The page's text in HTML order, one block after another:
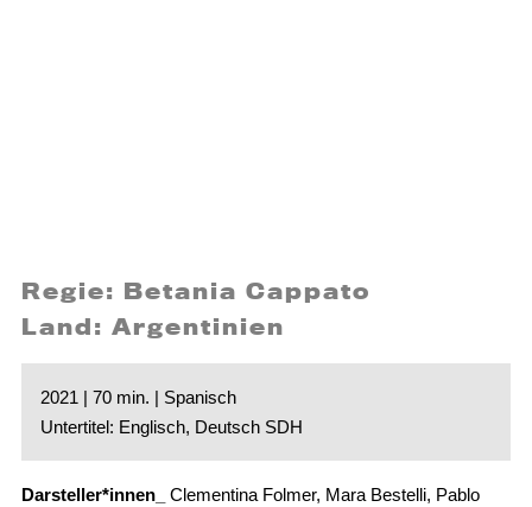
Regie: Betania Cappato
Land: Argentinien
2021 | 70 min. | Spanisch
Untertitel: Englisch, Deutsch SDH
Darsteller*innen_
Clementina Folmer, Mara Bestelli, Pablo